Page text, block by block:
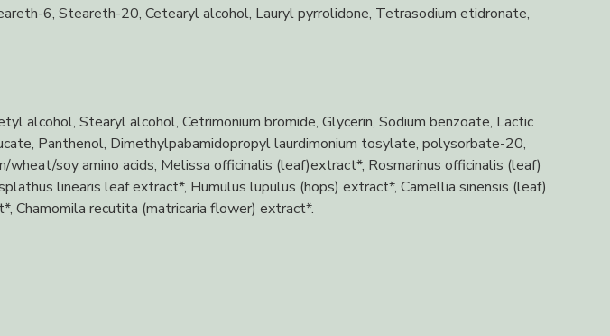
6, Steareth-20, Cetearyl alcohol, Lauryl pyrrolidone, Tetrasodium etidronate,
alcohol, Stearyl alcohol, Cetrimonium bromide, Glycerin, Sodium benzoate, Lactic
Panthenol, Dimethylpabamidopropyl laurdimonium tosylate, polysorbate-20,
wheat/soy amino acids, Melissa officinalis (leaf)extract*, Rosmarinus officinalis (leaf)
linearis leaf extract*, Humulus lupulus (hops) extract*, Camellia sinensis (leaf)
Chamomila recutita (matricaria flower) extract*.